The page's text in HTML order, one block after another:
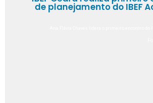
de planejamento do IBEF